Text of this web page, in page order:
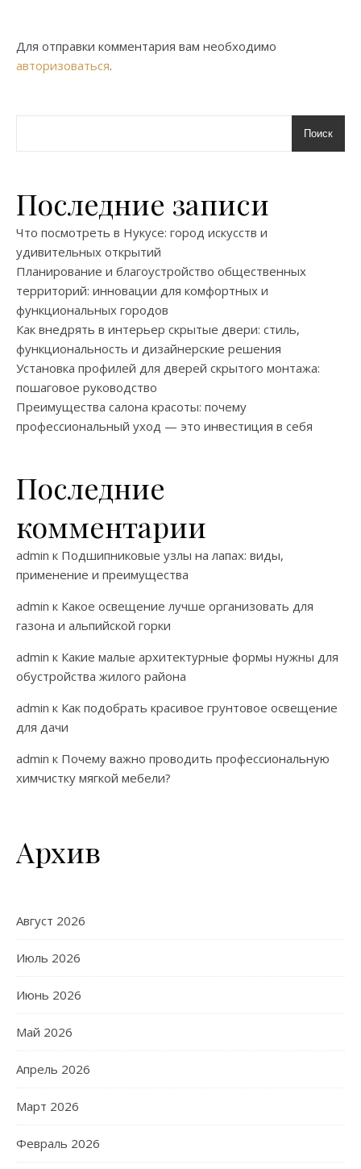
Для отправки комментария вам необходимо
авторизоваться.
Поиск
Последние записи
Что посмотреть в Нукусе: город искусств и
удивительных открытий
Планирование и благоустройство общественных
территорий: инновации для комфортных и
функциональных городов
Как внедрять в интерьер скрытые двери: стиль,
функциональность и дизайнерские решения
Установка профилей для дверей скрытого монтажа:
пошаговое руководство
Преимущества салона красоты: почему
профессиональный уход — это инвестиция в себя
Последние
комментарии
admin к Подшипниковые узлы на лапах: виды,
применение и преимущества
admin к Какое освещение лучше организовать для
газона и альпийской горки
admin к Какие малые архитектурные формы нужны для
обустройства жилого района
admin к Как подобрать красивое грунтовое освещение
для дачи
admin к Почему важно проводить профессиональную
химчистку мягкой мебели?
Архив
Август 2026
Июль 2026
Июнь 2026
Май 2026
Апрель 2026
Март 2026
Февраль 2026